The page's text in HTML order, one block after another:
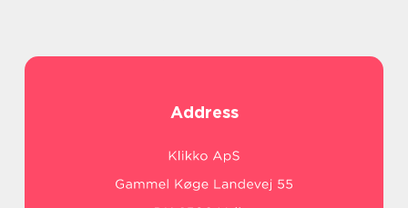
Address